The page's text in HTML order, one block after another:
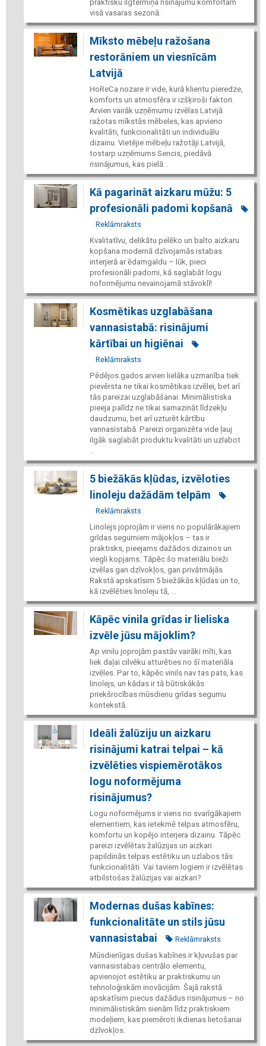
praktisku ilgtermiņa risinājumu komfortam
visā vasaras sezonā.
Mīksto mēbeļu ražošana
restorāniem un viesnīcām
Latvijā
HoReCa nozare ir vide, kurā klientu pieredze,
komforts un atmosfēra ir izšķiroši faktori.
Arvien vairāk uzņēmumu izvēlas Latvijā
ražotas mīkstās mēbeles, kas apvieno
kvalitāti, funkcionalitāti un individuālu
dizainu. Vietējie mēbeļu ražotāji Latvijā,
tostarp uzņēmums Sencis, piedāvā
risinājumus, kas pielā...
Kā pagarināt aizkaru mūžu: 5
profesionāli padomi kopšanā
Reklāmraksts
Kvalitatīvu, delikātu pelēko un balto aizkaru
kopšana modernā dzīvojamās istabas
interjerā ar ēdamgaldu – lūk, pieci
profesionāli padomi, kā saglabāt logu
noformējumu nevainojamā stāvoklī!
Kosmētikas uzglabāšana
vannasistabā: risinājumi
kārtībai un higiēnai
Reklāmraksts
Pēdējos gados arvien lielāka uzmanība tiek
pievērsta ne tikai kosmētikas izvēlei, bet arī
tās pareizai uzglabāšanai. Minimālistiska
pieeja palīdz ne tikai samazināt līdzekļu
daudzumu, bet arī uzturēt kārtību
vannasistabā. Pareizi organizēta vide ļauj
ilgāk saglabāt produktu kvalitāti un uzlabot
5 biežākās kļūdas, izvēloties
linoleju dažādām telpām
Reklāmraksts
Linolejs joprojām ir viens no populārākajiem
grīdas segumiem mājokļos – tas ir
praktisks, pieejams dažādos dizainos un
viegli kopjams. Tāpēc šo materiālu bieži
izvēlas gan dzīvokļos, gan privātmājās.
Rakstā apskatīsim 5 biežākās kļūdas un to,
kā izvēlēties linoleju tā, ...
Kāpēc vinila grīdas ir lieliska
izvēle jūsu mājoklim?
Ap vinilu joprojām pastāv vairāki mīti, kas
liek daļai cilvēku atturēties no šī materiāla
izvēles. Par to, kāpēc vinils nav tas pats, kas
linolejs, un kādas ir tā būtiskākās
priekšrocības mūsdienu grīdas segumu
kontekstā.
Ideāli žalūziju un aizkaru
risinājumi katrai telpai – kā
izvēlēties vispiemērotākos
logu noformējuma
risinājumus?
Logu noformējums ir viens no svarīgākajiem
elementiem, kas ietekmē telpas atmosfēru,
komfortu un kopējo interjera dizainu. Tāpēc
pareizi izvēlētas žalūzijas un aizkari
papildinās telpas estētiku un uzlabos tās
funkcionalitāti. Vai taviem logiem ir izvēlētas
atbilstošas žalūzijas vai aizkari?
Modernas dušas kabīnes:
funkcionalitāte un stils jūsu
vannasistabai
Reklāmraksts
Mūsdienīgas dušas kabīnes ir kļuvušas par
vannasistabas centrālo elementu,
apvienojot estētiku ar praktiskumu un
tehnoloģiskām inovācijām. Šajā rakstā
apskatīsim piecus dažādus risinājumus – no
minimālistiskām sienām līdz praktiskiem
modeļiem, kas piemēroti ikdienas lietošanai
dzīvokļos.